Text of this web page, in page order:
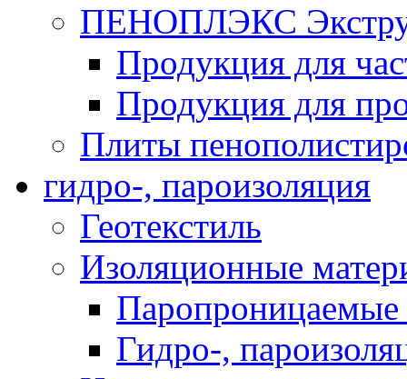
ПЕНОПЛЭКС
Продукция для
Продукция для
Плиты
гидро-, пароизоляция
Геотекстиль
Изоляционные
Гидро-,